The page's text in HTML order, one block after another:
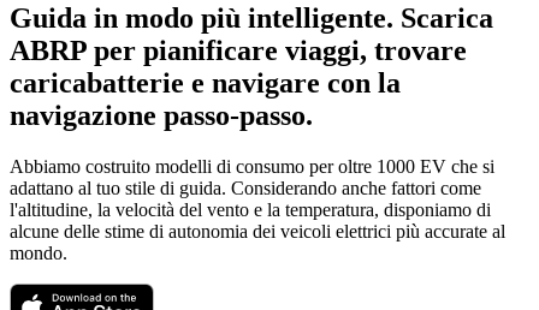
Guida in modo più intelligente. Scarica
ABRP per pianificare viaggi, trovare
caricabatterie e navigare con la
navigazione passo-passo.
Abbiamo costruito modelli di consumo per oltre 1000 EV che si
adattano al tuo stile di guida. Considerando anche fattori come
l'altitudine, la velocità del vento e la temperatura, disponiamo di
alcune delle stime di autonomia dei veicoli elettrici più accurate al
mondo.